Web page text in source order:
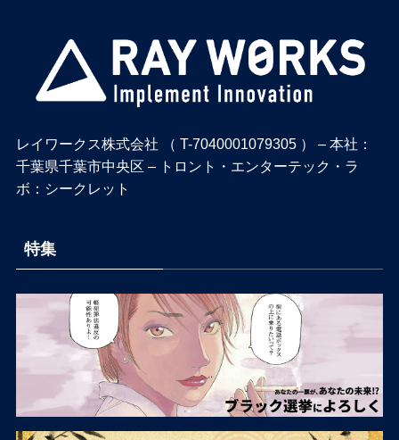
レイワークス株式会社 （ T-7040001079305 ） – 本社：
千葉県千葉市中央区 – トロント・エンターテック・ラ
ボ：シークレット
特集